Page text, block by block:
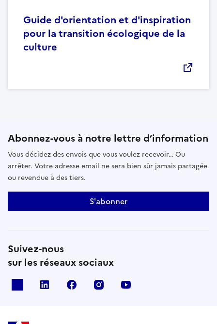
Guide d'orientation et d'inspiration
pour la transition écologique de la
culture
Abonnez-vous à notre lettre d’information
Vous décidez des envois que vous voulez recevoir… Ou
arrêter. Votre adresse email ne sera bien sûr jamais partagée
ou revendue à des tiers.
S'abonner
Suivez-nous
sur les réseaux sociaux
linkedin facebook instagram